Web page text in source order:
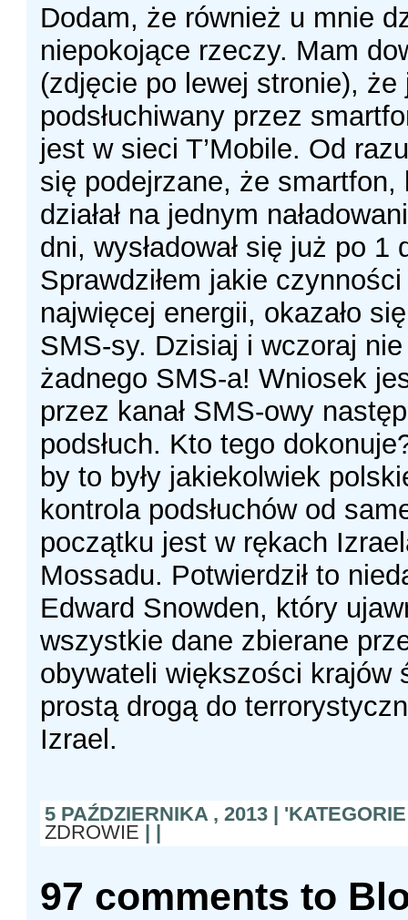
Dodam, że również u mnie
niepokojące rzeczy. Mam
(zdjęcie po lewej stronie), że
podsłuchiwany przez
jest w sieci T’Mobile. Od
się podejrzane, że smartfon,
działał na jednym
dni, wysładował się już po 1
Sprawdziłem jakie
najwięcej energii, okazało
SMS-sy. Dzisiaj i wczoraj nie
żadnego SMS-a! Wniosek
przez kanał SMS-owy
podsłuch. Kto tego
by to były jakiekolwiek
kontrola podsłuchów od
początku jest w rękach
Mossadu. Potwierdził to
Edward Snowden, który
wszystkie dane zbierane
obywateli większości krajów
prostą drogą do
Izrael.
5 PAŹDZIERNIKA , 2013 |
ZDROWIE | |
97 comments to